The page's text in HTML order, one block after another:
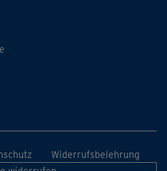
Widerrufsbelehrung